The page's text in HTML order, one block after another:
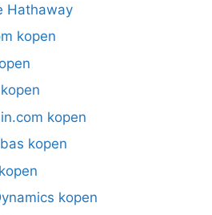
Hathaway
kopen
kopen
kopen
kopen